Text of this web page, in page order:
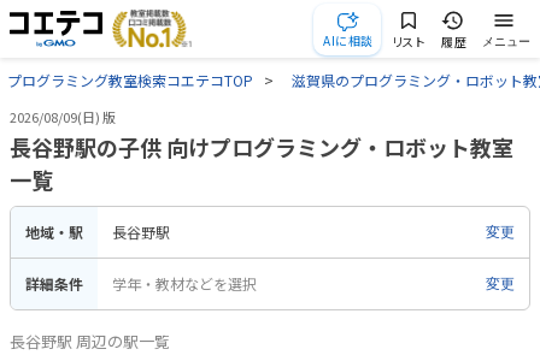
AIに相談 リスト 履歴 メニュー
プログラミング教室検索コエテコTOP 滋賀県のプログラミング・ロボット
2026/08/09(日) 版
長谷野駅の子供 向けプログラミング・ロボット教室
一覧
地域・駅 長谷野駅 変更
詳細条件 学年・教材などを選択 変更
長谷野駅 周辺の駅一覧